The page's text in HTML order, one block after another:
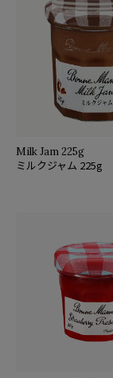
Milk Jam 225g
ミルクジャム 225g